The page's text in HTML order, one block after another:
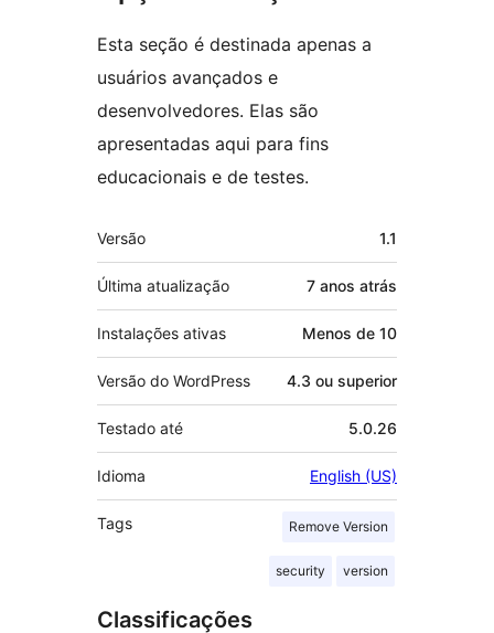
Esta seção é destinada apenas a
usuários avançados e
desenvolvedores. Elas são
apresentadas aqui para fins
educacionais e de testes.
Meta
Versão 1.1
Última atualização 7 anos atrás
Instalações ativas Menos de 10
Versão do WordPress 4.3 ou superior
Testado até 5.0.26
Idioma English (US)
Tags Remove Version
security version
Classificações